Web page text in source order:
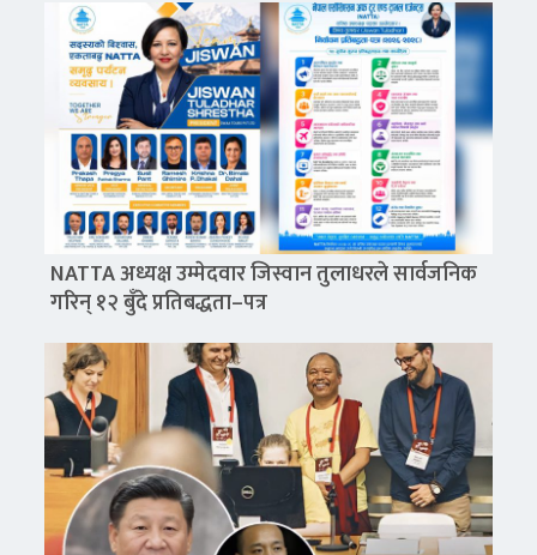
NATTA अध्यक्ष उम्मेदवार जिस्वान तुलाधरले सार्वजनिक
गरिन् १२ बुँदे प्रतिबद्धता–पत्र